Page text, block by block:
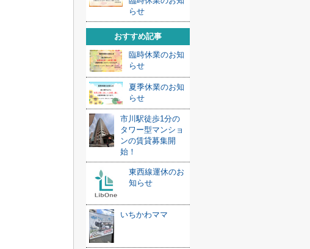
らせ
おすすめ記事
臨時休業のお知
らせ
夏季休業のお知
らせ
市川駅徒歩1分の
タワー型マンショ
ンの賃貸募集開
始！
東西線運休のお
知らせ
いちかわママ